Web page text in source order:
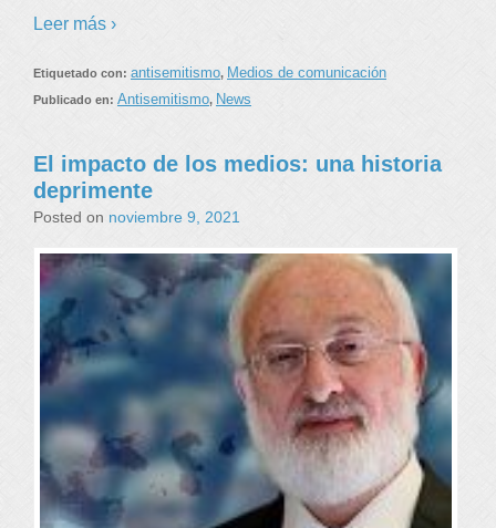
Leer más ›
Etiquetado con: antisemitismo, Medios de comunicación
Publicado en: Antisemitismo, News
El impacto de los medios: una historia
deprimente
Posted on noviembre 9, 2021